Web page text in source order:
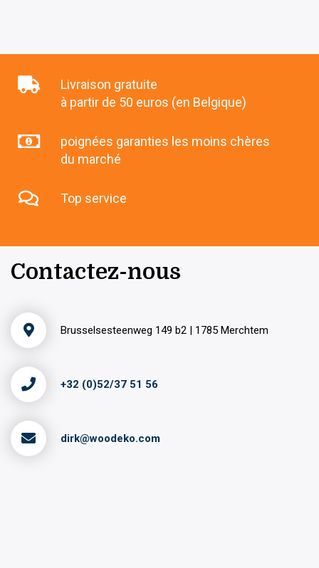
Livraison gratuite
à partir de 50 euros (en Belgique)
poignées garanties les moins chères
du marché
Top service
Contactez-nous
Brusselsesteenweg 149 b2 | 1785 Merchtem
+32 (0)52/37 51 56
dirk@woodeko.com